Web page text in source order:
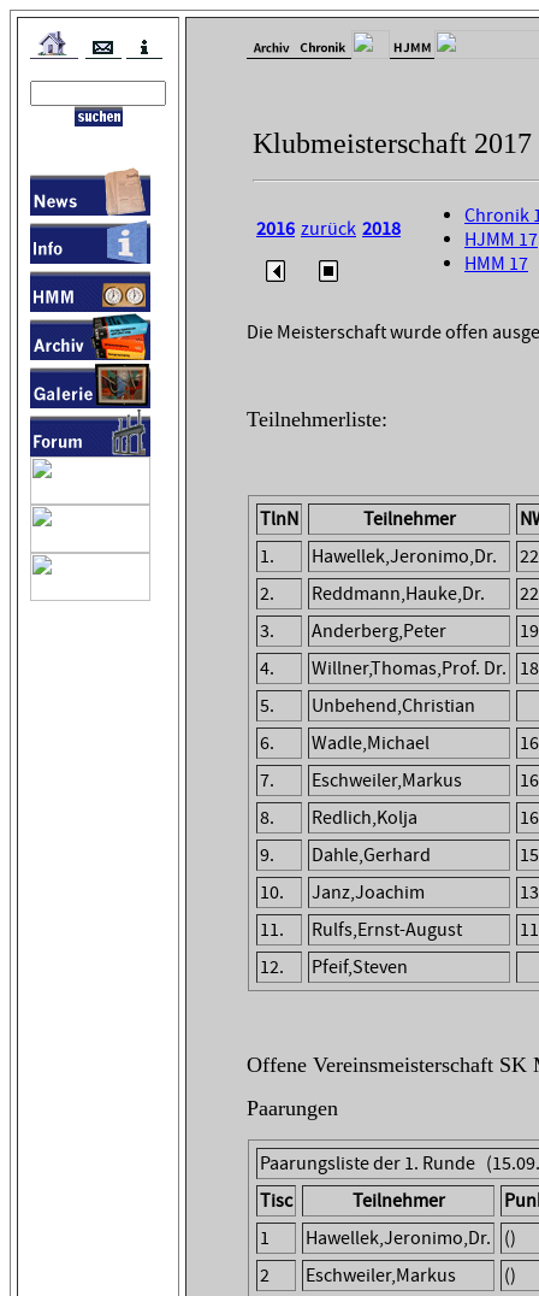
Klubmeisterschaft 2017
2016 zurück 2018
Chronik
HJMM 17
HMM 17
Die Meisterschaft wurde offen
Teilnehmerliste:
TlnN Teilnehmer
1.
Hawellek,Jeronimo,Dr.
2.
Reddmann,Hauke,Dr.
3.
Anderberg,Peter
4.
Willner,Thomas,Prof. Dr.
5.
Unbehend,Christian
6.
Wadle,Michael
7.
Eschweiler,Markus
8.
Redlich,Kolja
9.
Dahle,Gerhard
10.
Janz,Joachim
11.
Rulfs,Ernst-August
12.
Pfeif,Steven
Offene Vereinsmeisterschaft SK
Paarungen
Paarungsliste der 1. Runde
Tisc
Teilnehmer
1
Hawellek,Jeronimo,Dr.
()
2
Eschweiler,Markus
()